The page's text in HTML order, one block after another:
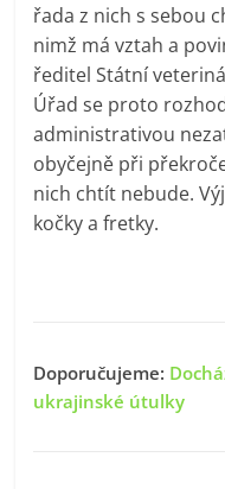
řada z nich s sebou
nimž má vztah a
ředitel Státní
Úřad se proto
administrativou
obyčejně při
nich chtít nebude.
kočky a fretky.
Doporučujeme:
ukrajinské útulky